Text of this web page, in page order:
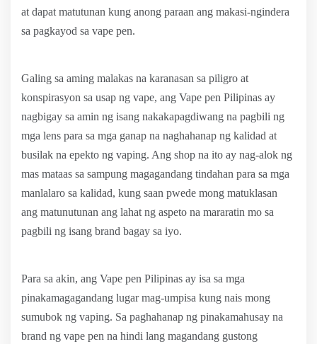
at dapat matutunan kung anong paraan ang makasi-ngindera
sa pagkayod sa vape pen.
Galing sa aming malakas na karanasan sa piligro at
konspirasyon sa usap ng vape, ang Vape pen Pilipinas ay
nagbigay sa amin ng isang nakakapagdiwang na pagbili ng
mga lens para sa mga ganap na naghahanap ng kalidad at
busilak na epekto ng vaping. Ang shop na ito ay nag-alok ng
mas mataas sa sampung magagandang tindahan para sa mga
manlalaro sa kalidad, kung saan pwede mong matuklasan
ang matunutunan ang lahat ng aspeto na mararatin mo sa
pagbili ng isang brand bagay sa iyo.
Para sa akin, ang Vape pen Pilipinas ay isa sa mga
pinakamagagandang lugar mag-umpisa kung nais mong
sumubok ng vaping. Sa paghahanap ng pinakamahusay na
brand ng vape pen na hindi lang magandang gustong